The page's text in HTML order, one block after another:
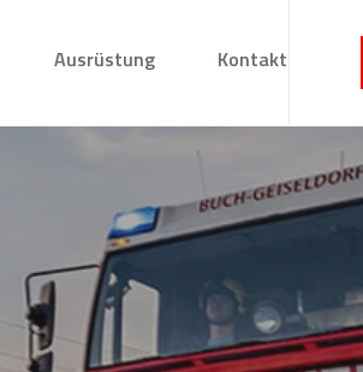
Ausrüstung Kontakt